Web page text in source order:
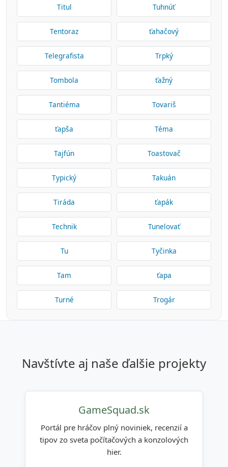
Titul Tuhnúť
Tentoraz ťahačový
Telegrafista Trpký
Tombola ťažný
Tantiéma Tovariš
ťapša Téma
Tajfún Toastovač
Typický Takuán
Tiráda ťapák
Technik Tunelovať
Tu Tyčinka
Tam ťapa
Turné Trogár
navštívte aj naše ďalšie projekty
GameSquad.sk
Portál pre hráčov plný noviniek, recenzií a
tipov zo sveta počítačových a konzolových
hier.